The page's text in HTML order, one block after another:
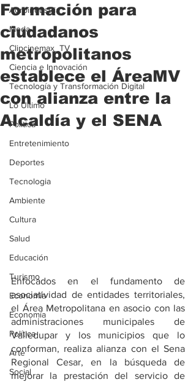
Agroindustria
Moda
Clipcinemax_TV
Ciencia e Innovación
Tecnología y Transformación Digital
Lo Ultimo
Politica
Entretenimiento
Deportes
Tecnologia
Ambiente
Cultura
Salud
Educación
Turismo
Economía
Economía
Política
Arte
Social
Formación para
ciudadanos
metropolitanos
establece el ÁreaMV
con alianza entre la
Alcaldía y el SENA
Enfocados en el fundamento de
asociatividad de entidades territoriales,
el Área Metropolitana en asocio con las
administraciones municipales de
Valledupar y los municipios que lo
conforman, realiza alianza con el Sena
Regional Cesar, en la búsqueda de
mejorar la prestación del servicio de